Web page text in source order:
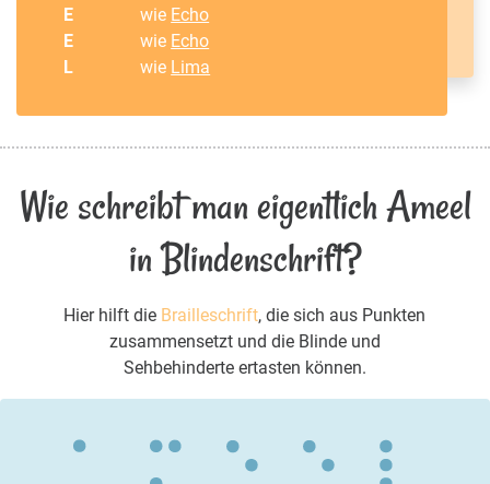
E
wie Echo
E
wie Echo
L
wie Lima
Wie schreibt man eigentlich Ameel
in Blindenschrift?
Hier hilft die Brailleschrift, die sich aus Punkten
zusammensetzt und die Blinde und
Sehbehinderte ertasten können.